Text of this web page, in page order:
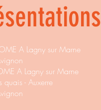
A Lagny sur Marne
A Lagny sur Marne
- Auxerre